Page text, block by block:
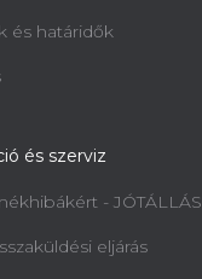
és határidők
és szerviz
- JÓTÁLLÁS
eljárás